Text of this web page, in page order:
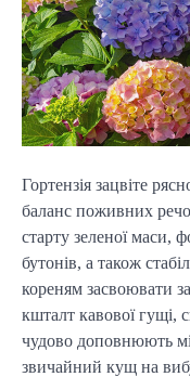
Гортензія зацвіте
баланс поживних
старту зеленої маси,
бутонів, а також
кореням засвоювати
кшталт кавової гущі,
чудово доповнюють
звичайний кущ на